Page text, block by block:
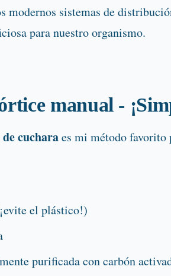
modernos sistemas de
para nuestro organismo.
manual -
cucharaes mi método favorito
el plástico!)
purificada con carbón